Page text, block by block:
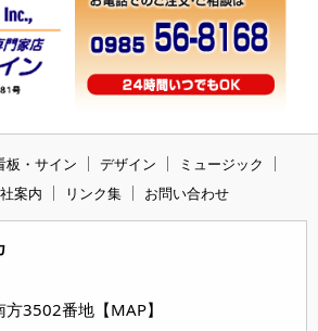
板・サイン デザイン
ミュージック
案内 リンク集 お問い合わせ
方3502番地【MAP】